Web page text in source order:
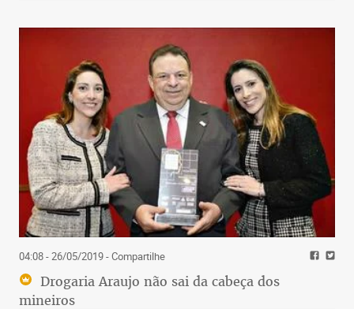
04:08 - 26/05/2019- Compartilhe
Drogaria Araujo não sai da cabeça dos
mineiros